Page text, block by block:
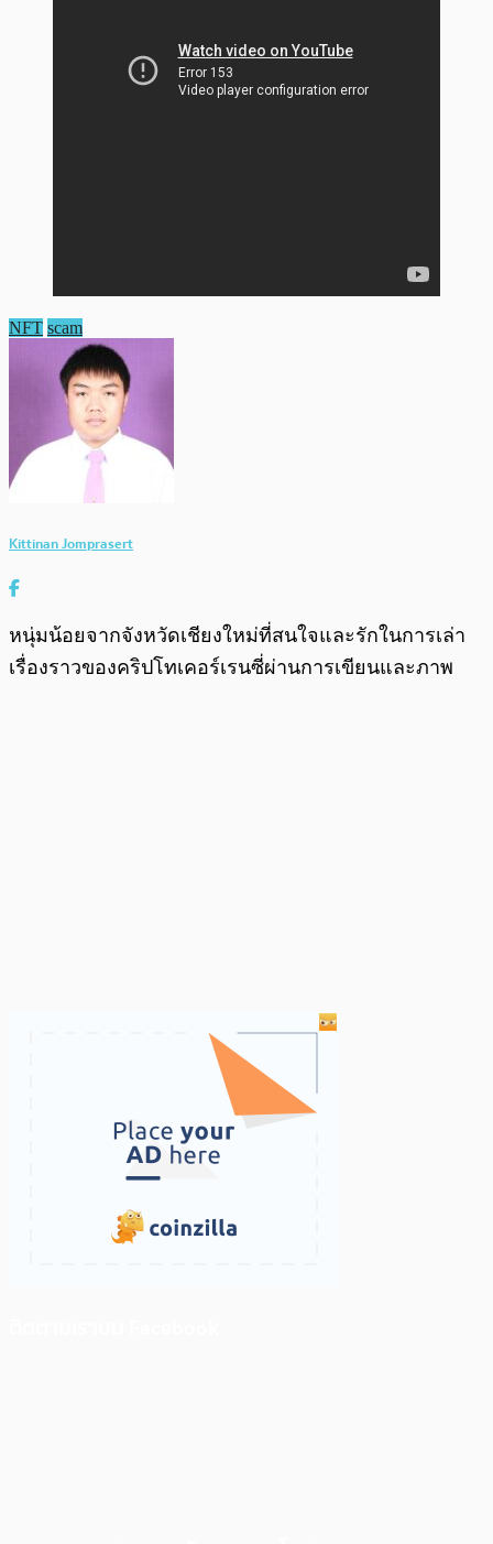
NFT scam
Kittinan Jomprasert
หนุ่มน้อยจากจังหวัดเชียงใหม่ที่สนใจและรักในการเล่า
เรื่องราวของคริปโทเคอร์เรนซี่ผ่านการเขียนและภาพ